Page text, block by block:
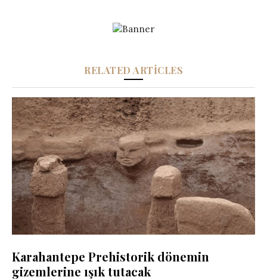
RELATED ARTICLES
Karahantepe Prehistorik dönemin
gizemlerine ışık tutacak